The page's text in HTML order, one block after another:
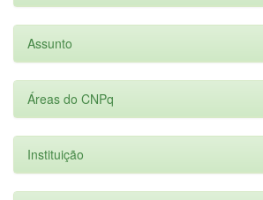
Assunto
Áreas do CNPq
Instituição